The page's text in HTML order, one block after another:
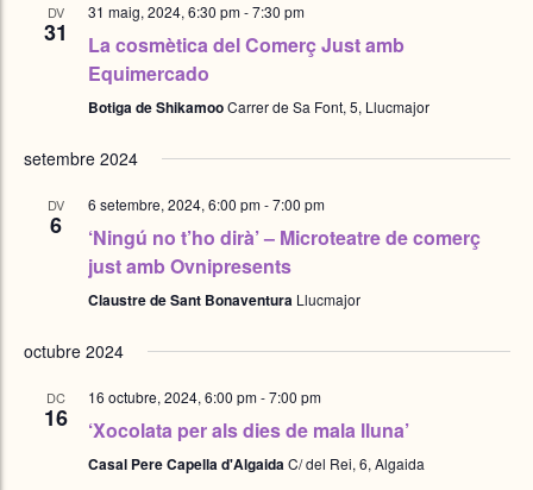
DV
31
31 maig, 2024, 6:30 pm-7:30 pm
La cosmètica del Comerç Just amb
Equimercado
Botiga de ShikamooCarrer de Sa Font, 5, Llucmajor
setembre 2024
DV
6
6 setembre, 2024, 6:00 pm-7:00 pm
‘Ningú no t’ho dirà’ – Microteatre de comerç
just amb Ovnipresents
Claustre de Sant Bonaventura Llucmajor
octubre 2024
DC
16
16 octubre, 2024, 6:00 pm-7:00 pm
‘Xocolata per als dies de mala lluna’
Casal Pere Capella d'AlgaidaC/ del Rei, 6, Algaida